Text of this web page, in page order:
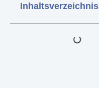
Inhaltsverzeichnis